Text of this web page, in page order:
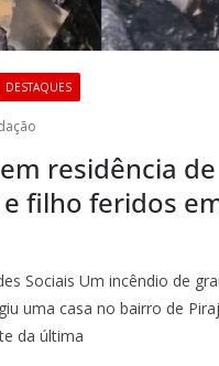
DESTAQUES
residência
filho feridos
Sociais Um incêndio de
uma casa no bairro de
da última